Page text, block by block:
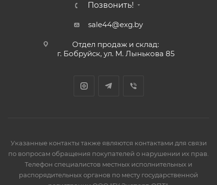
Позвонить!
sale44@exg.by
Отдел продаж и склад:
г. Бобруйск, ул. М. Лынькова 85
Указанные контакты также являются контактами для связи
по вопросам обращения покупателей о нарушении их прав.
Телефон специалистов местных исполнительных и
распорядительных органов по месту государственной